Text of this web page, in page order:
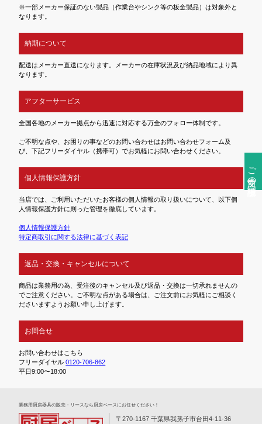
ご注文前の確認事項
※一部メーカー保証のない製品（作業台やシンク等の板金製品）は対象外と
なります。
納期について
配送はメーカー直送になります。メーカーの在庫状況及び納品地域により異
なります。
アフターサービス
全国各地のメーカー拠点から迅速に対応する万全のフォロー体制です。
ご不明な点や、お困りの事などのお問い合わせはお問い合わせフォーム及
び、下記フリーダイヤル（携帯可）でお気軽にお問い合わせください。
個人情報保護方針
当店では、ご利用いただいたお客様の個人情報の取り扱いについて、以下個
人情報保護方針に則った管理を徹底しています。
個人情報保護方針
特定商取引に関する法律に基づく表記
返品・交換・キャンセルについて
商品は業務用の為、受注後のキャンセル及び返品・交換は一切承れませんの
でご注意ください。ご不明な点がある場合は、ご注文前にお気軽にご相談く
ださいますようお願い申し上げます。
お問合せ
お問い合わせはこちら
フリーダイヤル0120-706-862
平日9:00〜18:00
業務⽤厨房器具の販売・リースなら厨房ベースにお任せください！
〒270-1167 千葉県我孫子市台田4-11-36